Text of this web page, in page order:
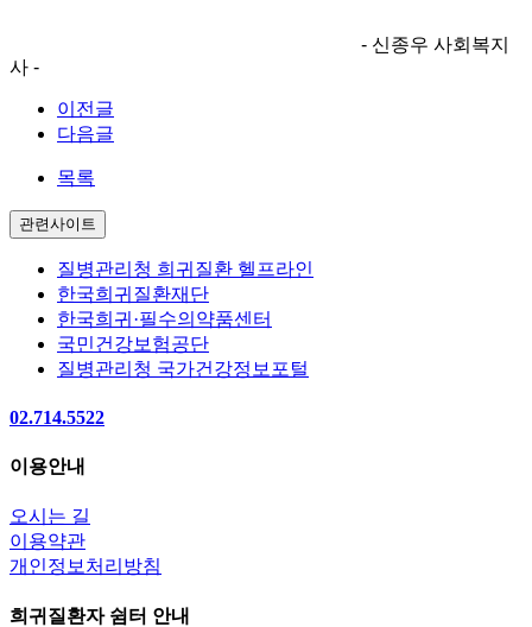
- 신종우 사회복지
사 -
이전글
다음글
목록
관련사이트
질병관리청 희귀질환 헬프라인
한국희귀질환재단
한국희귀·필수의약품센터
국민건강보험공단
질병관리청 국가건강정보포털
02.714.5522
이용안내
오시는 길
이용약관
개인정보처리방침
희귀질환자 쉼터 안내